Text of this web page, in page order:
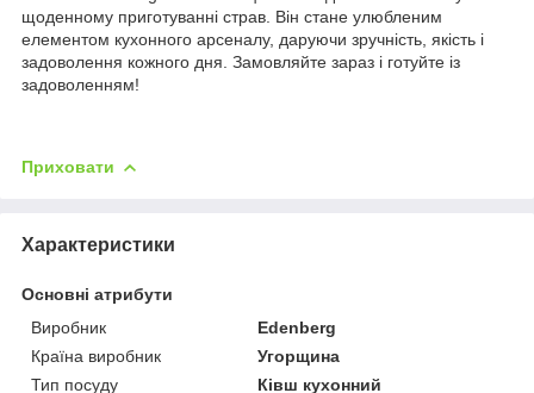
щоденному приготуванні страв. Він стане улюбленим
елементом кухонного арсеналу, даруючи зручність, якість і
задоволення кожного дня. Замовляйте зараз і готуйте із
задоволенням!
Приховати
Характеристики
Основні атрибути
Виробник
Edenberg
Країна виробник
Угорщина
Тип посуду
Ківш кухонний